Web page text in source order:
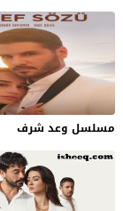
مسلسل وعد شرف